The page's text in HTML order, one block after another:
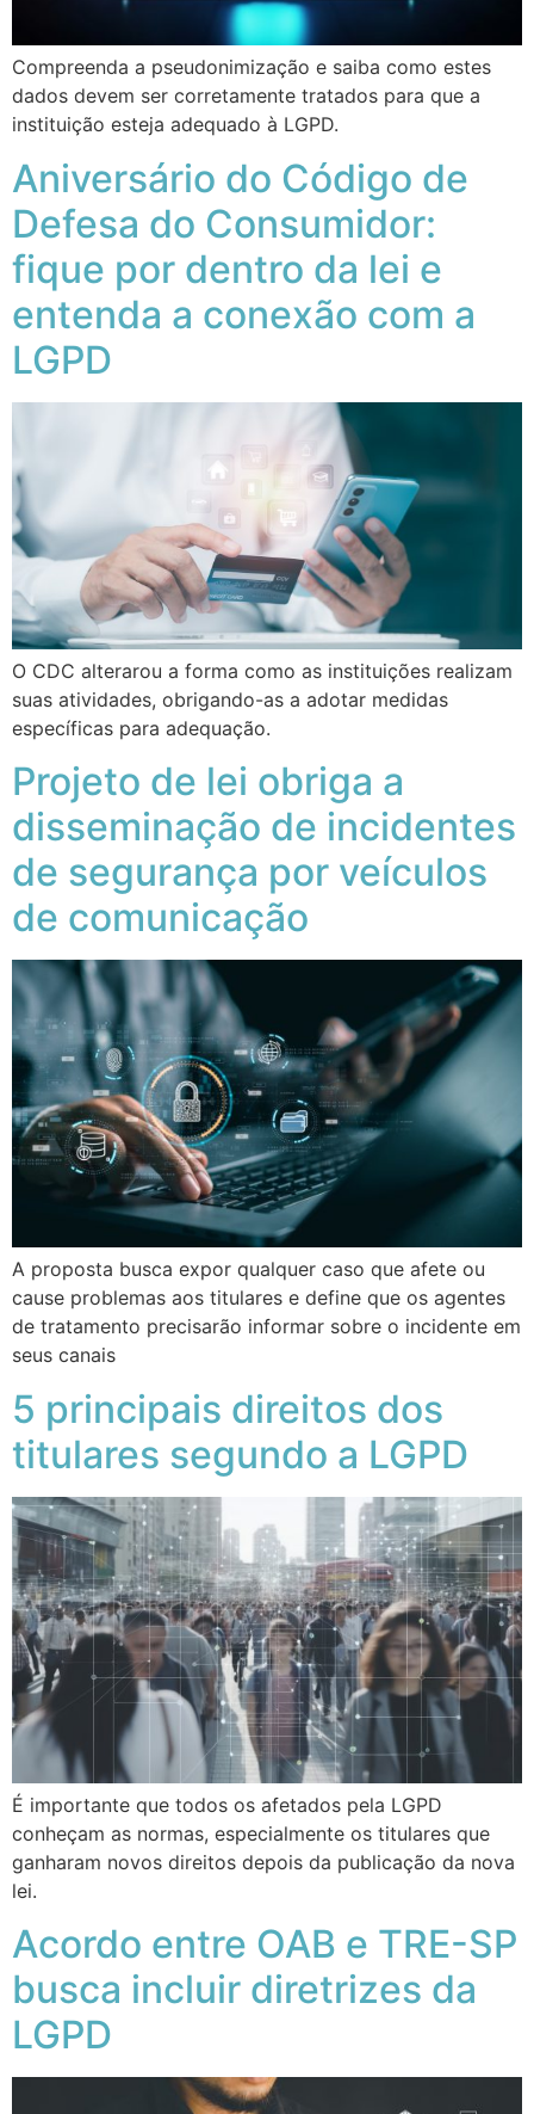
Compreenda a pseudonimização e saiba como estes
dados devem ser corretamente tratados para que a
instituição esteja adequado à LGPD.
Aniversário do Código de
Defesa do Consumidor:
fique por dentro da lei e
entenda a conexão com a
LGPD
O CDC alterarou a forma como as instituições realizam
suas atividades, obrigando-as a adotar medidas
específicas para adequação.
Projeto de lei obriga a
disseminação de incidentes
de segurança por veículos
de comunicação
A proposta busca expor qualquer caso que afete ou
cause problemas aos titulares e define que os agentes
de tratamento precisarão informar sobre o incidente em
seus canais
5 principais direitos dos
titulares segundo a LGPD
É importante que todos os afetados pela LGPD
conheçam as normas, especialmente os titulares que
ganharam novos direitos depois da publicação da nova
lei.
Acordo entre OAB e TRE-SP
busca incluir diretrizes da
LGPD